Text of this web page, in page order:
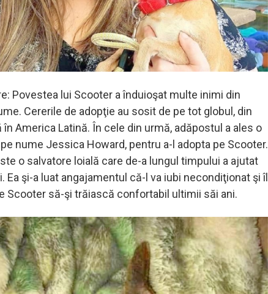
Povestea lui Scooter a înduioşat multe inimi din
Cererile de adopţie au sosit de pe tot globul, din
în America Latină. În cele din urmă, adăpostul a ales o
pe nume Jessica Howard, pentru a-l adopta pe Scooter.
o salvatore loială care de-a lungul timpului a ajutat
Ea şi-a luat angajamentul că-l va iubi necondiţionat şi îl
Scooter să-şi trăiască confortabil ultimii săi ani.